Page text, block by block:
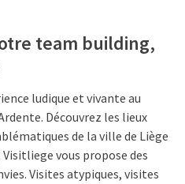
team building,
ludique et vivante au
Découvrez les lieux
de la ville de Liège
vous propose des
Visites atypiques, visites